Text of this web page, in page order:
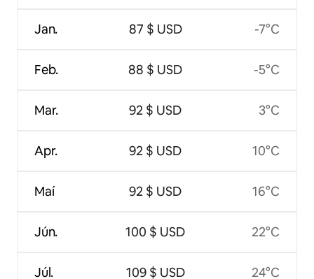
Jan.
Feb.
Mar.
Apr.
Maí
Jún.
Júl.
87 $ USD
88 $ USD
92 $ USD
92 $ USD
92 $ USD
100 $ USD
109 $ USD
-7°C
-5°C
3°C
10°C
16°C
22°C
24°C